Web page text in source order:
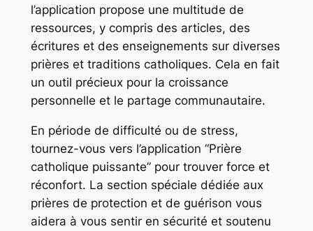
l’application propose une multitude de
ressources, y compris des articles, des
écritures et des enseignements sur diverses
prières et traditions catholiques. Cela en fait
un outil précieux pour la croissance
personnelle et le partage communautaire.
En période de difficulté ou de stress,
tournez-vous vers l’application “Prière
catholique puissante” pour trouver force et
réconfort. La section spéciale dédiée aux
prières de protection et de guérison vous
aidera à vous sentir en sécurité et soutenu